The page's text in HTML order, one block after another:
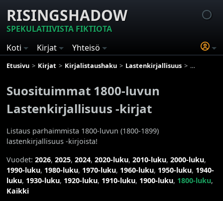
RISINGSHADOW
SPEKULATIIVISTA FIKTIOTA
Koti
Kirjat Yhteisö
Etusivu Kirjat Kirjalistaushaku Lastenkirjallisuus
Suosituimmat 1800-luvun
Lastenkirjallisuus -kirjat
Listaus parhaimmista 1800-luvun (1800-1899)
lastenkirjallisuus -kirjoista!
Vuodet:2026,2025,2024,2020-luku,2010-luku,2000-luku,
1990-luku, 1980-luku, 1970-luku, 1960-luku, 1950-luku, 1940-
luku, 1930-luku, 1920-luku, 1910-luku, 1900-luku, 1800-luku,
Kaikki